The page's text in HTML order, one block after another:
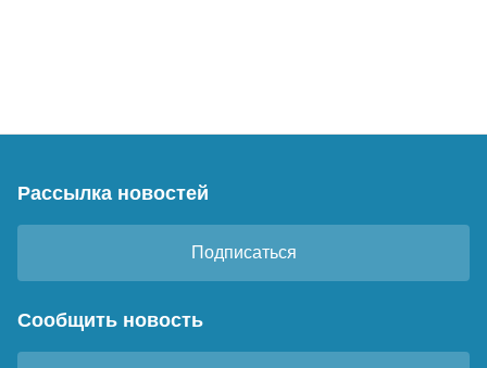
Рассылка новостей
Подписаться
Сообщить новость